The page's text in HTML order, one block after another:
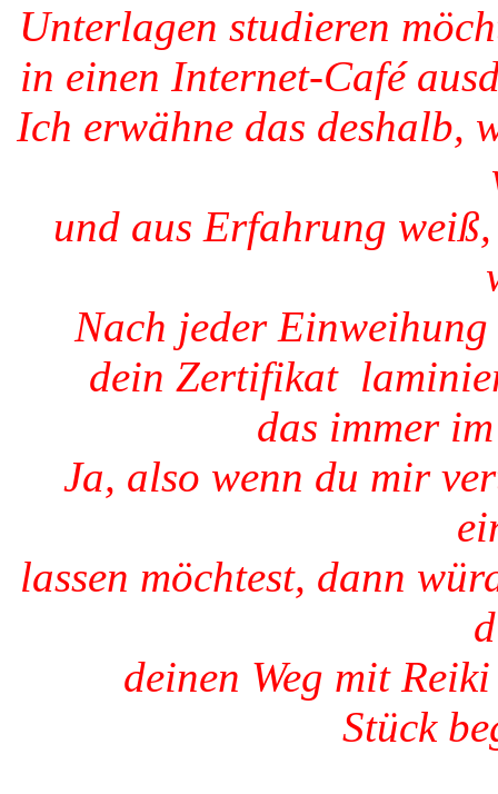
Unterlagen studieren
in einen Internet-Café
Ich erwähne das deshalb,
und aus Erfahrung
Nach jeder
dein Zertifikat
das immer
Ja, also wenn du mir
lassen möchtest, dann
deinen Weg mit
Stück